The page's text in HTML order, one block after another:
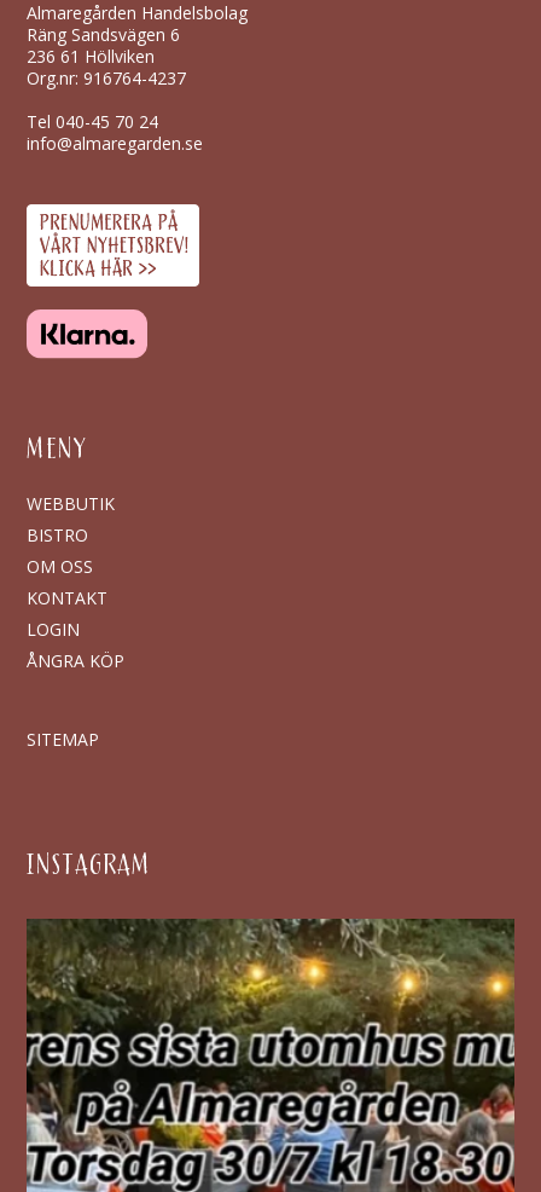
Almaregården Handelsbolag
Räng Sandsvägen 6
236 61 Höllviken
Org.nr: 916764-4237
Tel040-45 70 24
info@almaregarden.se
MENY
WEBBUTIK
BISTRO
OM OSS
KONTAKT
LOGIN
ÅNGRA KÖP
SITEMAP
INSTAGRAM